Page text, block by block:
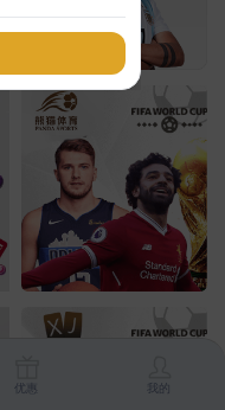
优惠 我的